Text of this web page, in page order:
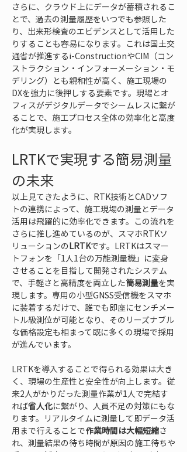
さらに、クラウド上にデータが蓄積されるこ
とで、過去の測量履歴をいつでも参照した
り、出来形検査のエビデンスとして活用した
りすることも容易になります。これは国土交
通省が推進するi-ConstructionやCIM（コン
ストラクション・インフォーメーション・モ
デリング）とも親和性が高く、施工現場の
DXを強力に後押しする要素です。現場とオ
フィスがデジタルデータでシームレスに繋が
ることで、施工プロセス全体の効率化と高度
化が実現します。
LRTKで実現する簡易測量
の未来
以上見てきたように、RTK技術とCADソフ
トの連携によって、施工現場の測量とデータ
活用は飛躍的に効率化できます。この流れを
さらに推し進めているのが、スマホRTKソ
リューションのLRTKです。LRTKはスマー
トフォンを「1人1台の万能測量機」に変身
させることを目指して開発されたシステム
で、手軽さと高精度を両立した簡易測量を実
現します。専用の小型GNSS受信機をスマホ
に装着するだけで、誰でも即座にセンチメー
トル級測位が可能となり、そのリーズナブル
な価格設定も相まって既に多くの現場で採用
が進んでいます。
LRTKを導入することで得られる効果は大き
く、現場の生産性と安全性が向上します。従
来2人がかりだった測量作業が1人で完結す
れば省人化に繋がり、人員不足の対策にもな
ります。リアルタイムに測量して即データ活
用まで行えることで作業時間は大幅短縮さ
れ、測量結果の待ち時間が原因の施工待ちや